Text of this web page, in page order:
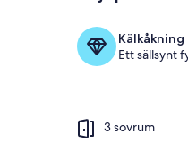
Ett sällsynt
3 sovrum